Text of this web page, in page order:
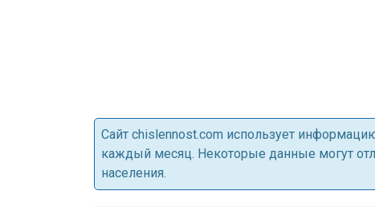
Cайт chislennost.com использует
каждый месяц. Некоторые данные могут
населения.